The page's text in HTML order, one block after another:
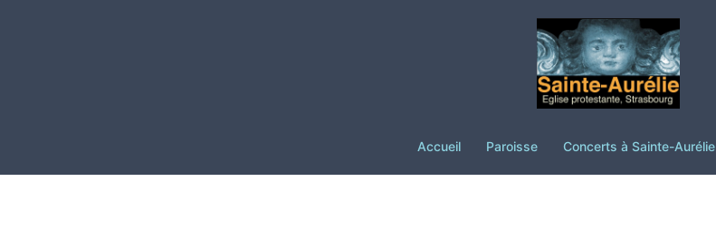
Accueil Paroisse Concerts à Sainte-Aurélie